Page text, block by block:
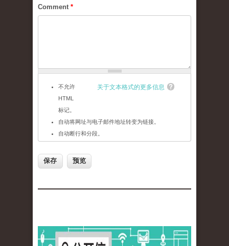
Comment *
关于文本格式的更多信息
不允许
HTML
标记。
自动将网址与电子邮件地址转变为链接。
自动断行和分段。